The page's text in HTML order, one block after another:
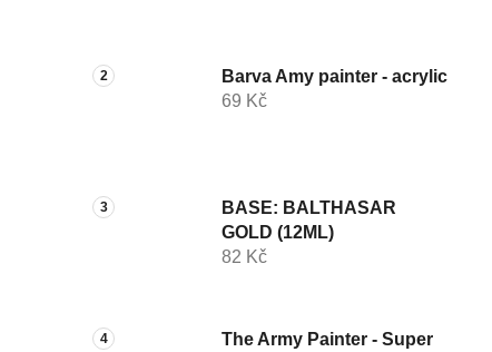
n
n
e
Barva Amy painter - acrylic
69 Kč
BASE: BALTHASAR
GOLD (12ML)
82 Kč
The Army Painter - Super